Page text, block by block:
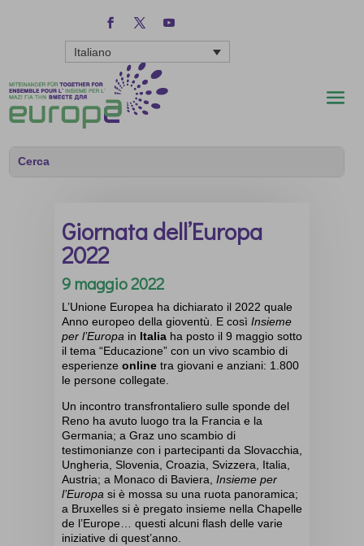
Italiano
Giornata dell’Europa
2022
9 maggio 2022
L’Unione Europea ha dichiarato il 2022 quale
Anno europeo della gioventù. E cosìInsieme
per l’Europa in Italia ha posto il 9 maggio sotto
il tema “Educazione” con un vivo scambio di
esperienzeonline tra giovani e anziani: 1.800
le persone collegate.
Un incontro transfrontaliero sulle sponde del
Reno ha avuto luogo tra la Francia e la
Germania; a Graz uno scambio di
testimonianze con i partecipanti da Slovacchia,
Ungheria, Slovenia, Croazia, Svizzera, Italia,
Austria; a Monaco di Baviera,Insieme per
l’Europa si è mossa su una ruota panoramica;
a Bruxelles si è pregato insieme nellaChapelle
de l’Europe… questi alcuni flash delle varie
iniziative di quest’anno.